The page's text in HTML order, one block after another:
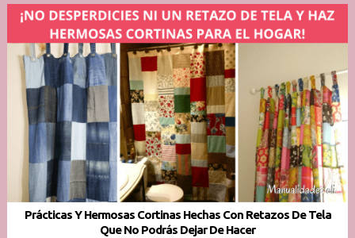
Prácticas Y Hermosas Cortinas Hechas Con Retazos De Tela
Que No Podrás Dejar De Hacer